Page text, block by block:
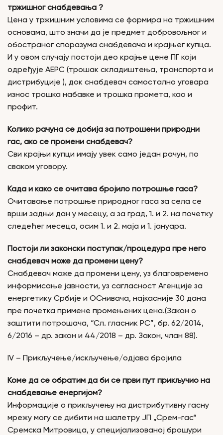
тржишног снабдевања ?
Цена у тржишним условима се формира на тржишним
основама, што значи да је предмет добровољног и
обостраног споразума снабдевача и крајњег купца.
И у овом случају постоји део крајње цене ПГ који
одређује АЕРС (трошак складиштења, транспорта и
дистрибуције ), док снабдевач самостално уговара
износ трошка набавке и трошка промета, као и
профит.
Колико рачуна се добија за потрошени природни
гас, ако се промени снабдевач?
Сви крајњи купци имају увек само један рачун, по
сваком уговору.
Када и како се очитава бројило потрошње гаса?
Очитавање потрошње природног гаса за села се
врши задњи дан у месецу, а за град, 1. и 2. на почетку
следећег месеца, осим 1. и 2. маја и 1. јануара.
Постоји ли законски поступак/процедура пре него
снабдевач може да промени цену?
Снабдевач може да промени цену, уз благовремено
информисање јавности, уз сагласност Агенције за
енергетику Србије и ОСнивача, најкасније 30 дана
пре почетка примене промењених цена.(Закон о
заштити потрошача, “Сл. гласник РС”, бр. 62/2014,
6/2016 – др. закон и 44/2018 – др. Закон, члан 88).
IV – Прикључење/искључење/одјава бројила
Коме да се обратим да би се први пут прикључио на
снабдевање енергијом?
Информације о прикључењу на дистрибутивну гасну
мрежу могу се дибити на шалетру ЈП „Срем-гас“
Сремска Митровица, у специјализованој брошури